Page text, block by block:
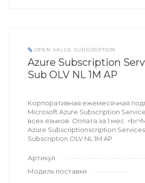
OPEN VALUE SUBSCRIPTION
Azure Subscription
Sub OLV NL 1M AP
Корпоративная ежемесячная
Microsoft Azure Subscription
всех языков. Оплата за 1 мес.
Azure Subscriptionscription
Subscription OLV NL 1M AP
Артикул
Модель поставки